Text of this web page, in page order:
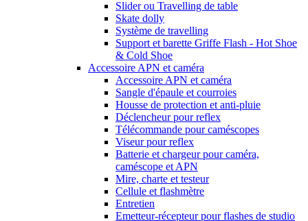
Slider ou Travelling de table
Skate dolly
Système de travelling
Support et barette Griffe Flash - Hot Shoe
& Cold Shoe
Accessoire APN et caméra
Accessoire APN et caméra
Sangle d'épaule et courroies
Housse de protection et anti-pluie
Déclencheur pour reflex
Télécommande pour caméscopes
Viseur pour reflex
Batterie et chargeur pour caméra,
caméscope et APN
Mire, charte et testeur
Cellule et flashmètre
Entretien
Emetteur-récepteur pour flashes de studio